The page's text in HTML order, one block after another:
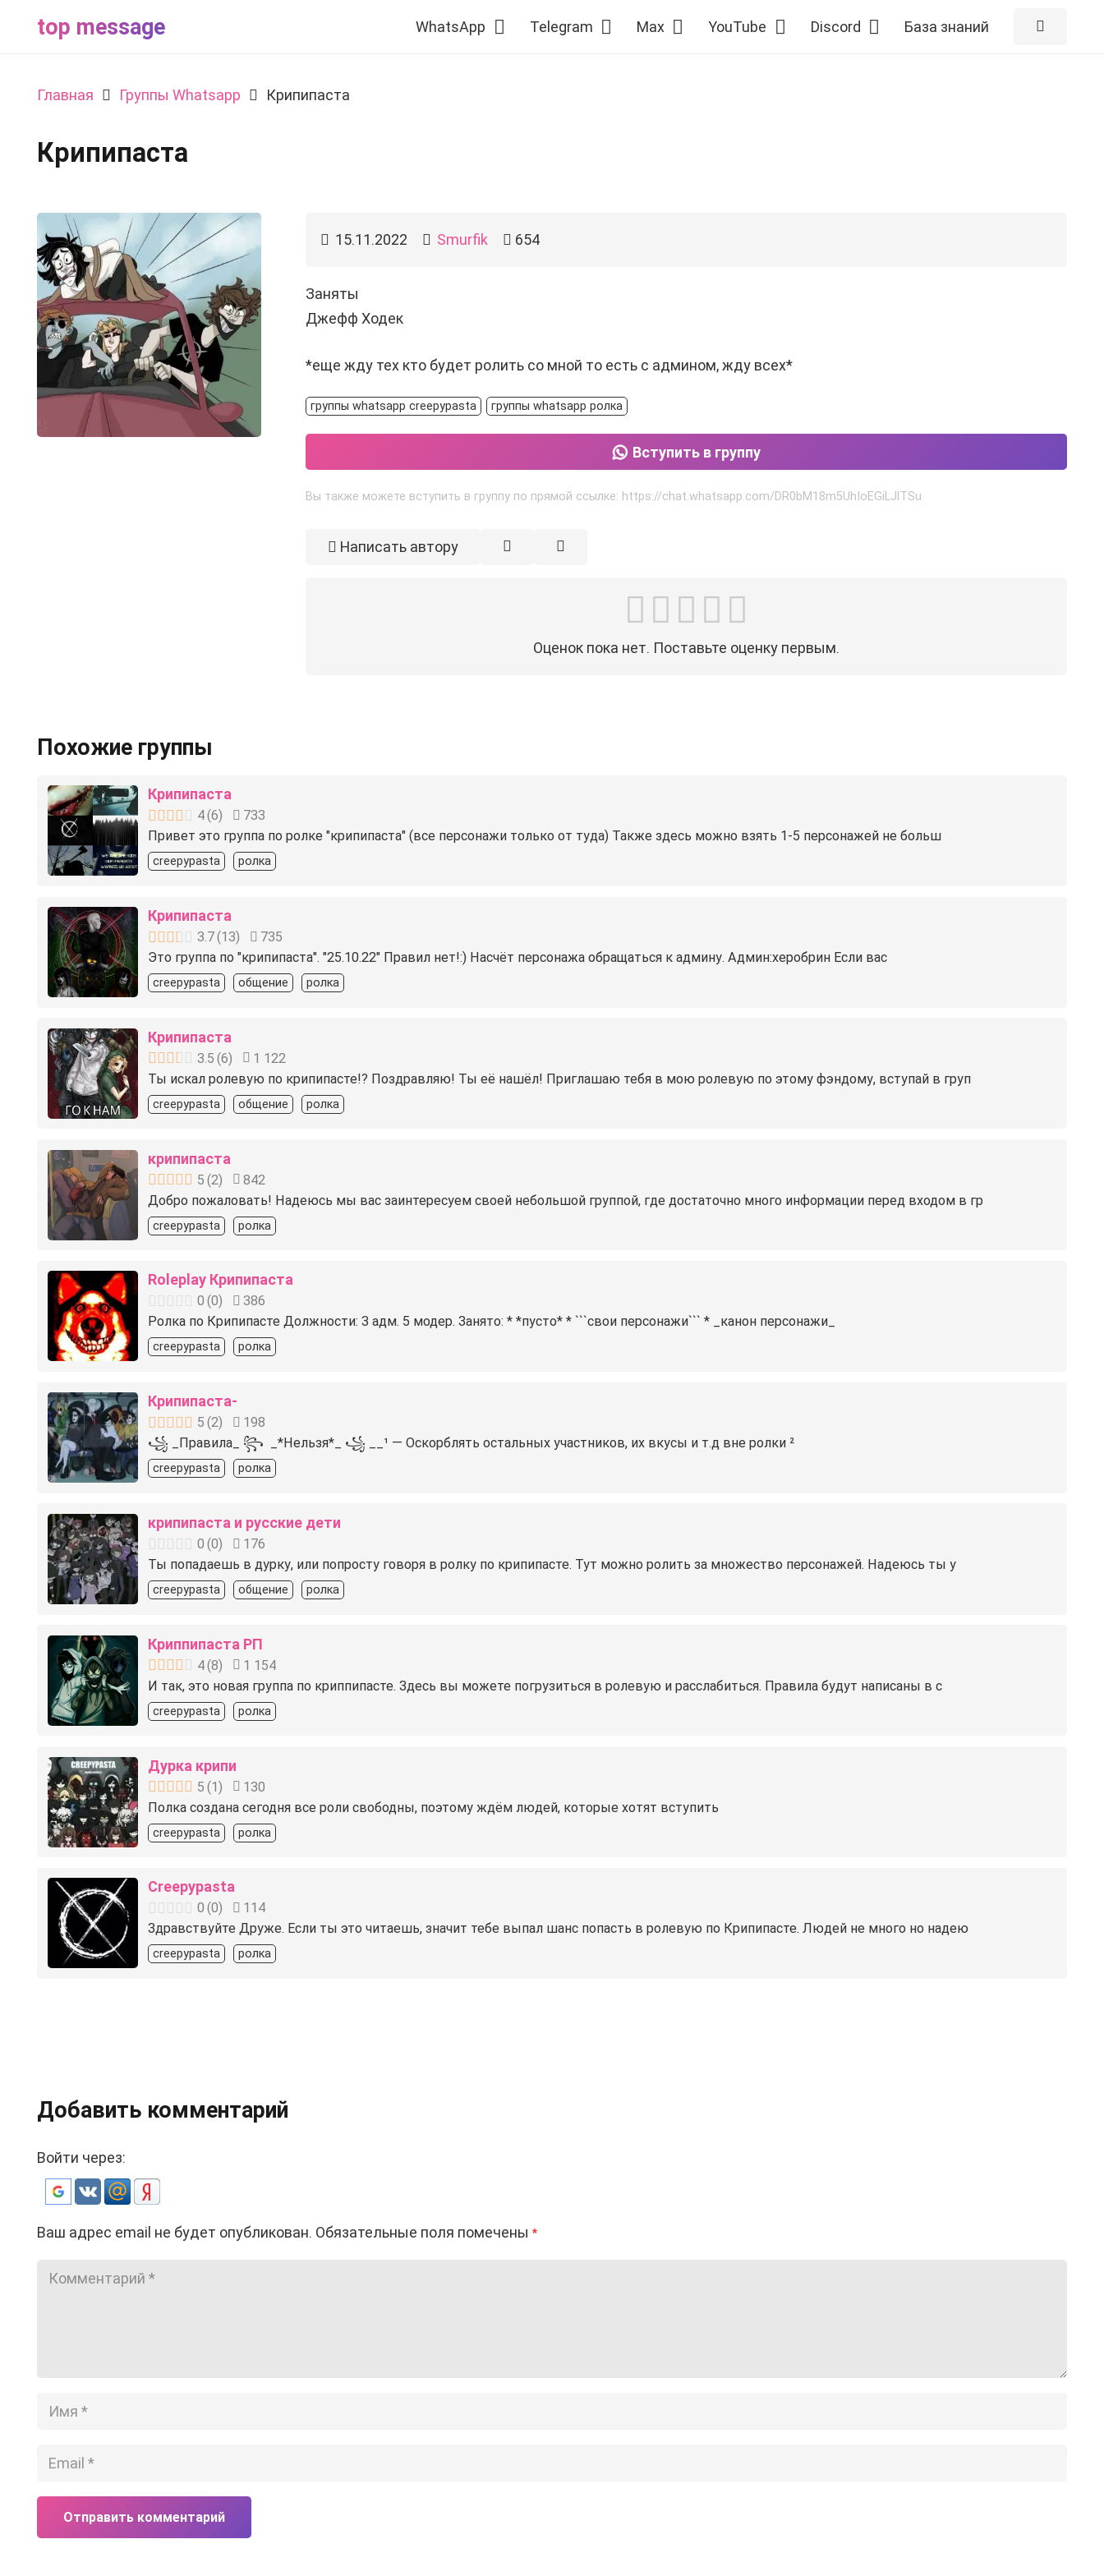
top message WhatsApp Telegram Max YouTube Discord База знаний
Главная Группы Whatsapp Крипипаста
Крипипаста
15.11.2022 Smurfik 654
Заняты
Джефф Ходек
*еще жду тех кто будет ролить со мной то есть с админом, жду всех*
группы whatsapp creepypasta группы whatsapp ролка
Вступить в группу
Вы также можете вступить в группу по прямой ссылке: https://chat.whatsapp.com/DR0bM18m5UhIoEGiLJlTSu
Написать автору
Оценок пока нет. Поставьте оценку первым.
Похожие группы
Крипипаста
4(6)
733
Привет это группа по ролке "крипипаста" (все персонажи только от туда) Также здесь можно взять 1-5 персонажей не больш
creepypasta ролка
Крипипаста
3.7(13)
735
Это группа по "крипипаста". "25.10.22" Правил нет!:) Насчёт персонажа обращаться к админу. Админ:херобрин Если вас
creepypasta общение ролка
Крипипаста
3.5 (6)
1 122
Ты искал ролевую по крипипасте!? Поздравляю! Ты её нашёл! Приглашаю тебя в мою ролевую по этому фэндому, вступай в груп
creepypasta общение ролка
крипипаста
5 (2)
842
Добро пожаловать! Надеюсь мы вас заинтересуем своей небольшой группой, где достаточно много информации перед входом в гр
creepypasta ролка
Roleplay Крипипаста
0 (0)
386
Ролка по Крипипасте Должности: 3 адм. 5 модер. Занято: * *пусто* * ```свои персонажи``` * _канон персонажи_
creepypasta ролка
Крипипаста-
5 (2)
198
꧁︎ _Правила_ ︎꧂ ︎ _*Нельзя*_︎ ꧁ __¹ — Оскорблять остальных участников, их вкусы и т.д вне ролки ²
creepypasta ролка
крипипаста и русские дети
0 (0)
176
Ты попадаешь в дурку, или попросту говоря в ролку по крипипасте. Тут можно ролить за множество персонажей. Надеюсь ты у
creepypasta общение ролка
Криппипаста РП
4(8)
1 154
И так, это новая группа по криппипасте. Здесь вы можете погрузиться в ролевую и расслабиться. Правила будут написаны в с
creepypasta ролка
Дурка крипи
5 (1)
130
Полка создана сегодня все роли свободны, поэтому ждём людей, которые хотят вступить
creepypasta ролка
Creepypasta
0 (0)
114
Здравствуйте Друже. Если ты это читаешь, значит тебе выпал шанс попасть в ролевую по Крипипасте. Людей не много но надею
creepypasta ролка
Добавить комментарий
Войти через:
Ваш адрес email не будет опубликован. Обязательные поля помечены *
Отправить комментарий